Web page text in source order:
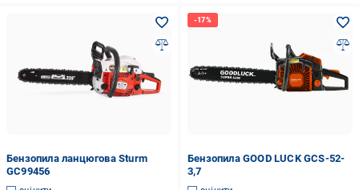
Бензопила ланцюгова Sturm
GC99456
Бензопила GOOD LUCK GCS-52-
3,7